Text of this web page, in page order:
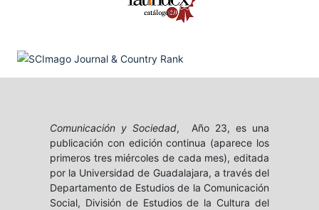
Comunicación y Sociedad, Año 23, es una
publicación con edición continua (aparece los
primeros tres miércoles de cada mes), editada
por la Universidad de Guadalajara, a través del
Departamento de Estudios de la Comunicación
Social, División de Estudios de la Cultura del